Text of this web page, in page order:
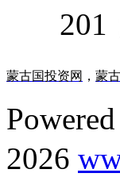
201
蒙古国投资网 ， 蒙
2026